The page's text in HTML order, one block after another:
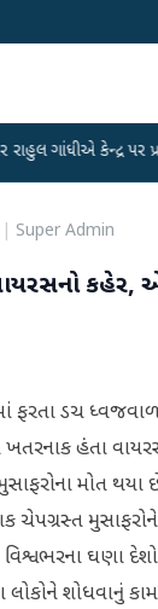
કેન્દ્ર પર પ્રહાર કર્યા
Super Admin
કહેર,
ફરતા ડચ
હંતા
મોત
ચેપગ્રસ્ત
વિશ્વભરના ઘણા
શોધવાનું